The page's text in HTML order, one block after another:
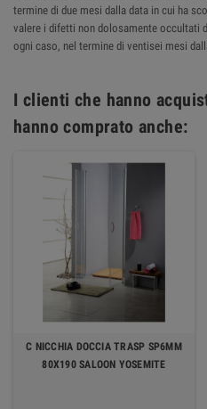
termine di due mesi dalla data in cui ha
valere i difetti non dolosamente occultati
ogni caso, nel termine di ventisei mesi
I clienti che hanno
hanno comprato anche:
C NICCHIA DOCCIA TRASP SP6MM
80X190 SALOON YOSEMITE